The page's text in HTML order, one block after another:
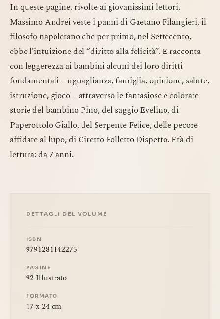
In queste pagine, rivolte ai giovanissimi lettori,
Massimo Andrei veste i panni di Gaetano Filangieri, il
filosofo napoletano che per primo, nel Settecento,
ebbe l’intuizione del “diritto alla felicità”. E racconta
con leggerezza ai bambini alcuni dei loro diritti
fondamentali – uguaglianza, famiglia, opinione, salute,
istruzione, gioco – attraverso le fantasiose e colorate
storie del bambino Pino, del saggio Evelino, di
Paperottolo Giallo, del Serpente Felice, delle pecore
affidate al lupo, di Ciretto Folletto Dispetto. Età di
lettura: da 7 anni.
DETTAGLI DEL VOLUME
ISBN
9791281142275
PAGINE
92 Illustrato
FORMATO
17 x 24 cm